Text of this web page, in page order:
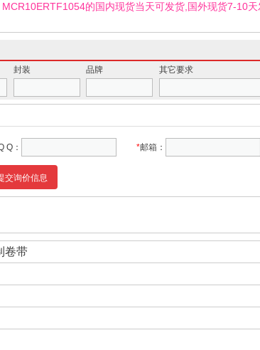
的国内现货当天可发货,国外现货7-10天
封装 品牌 其它要求
Q： *邮箱：
交询价信息
卷带